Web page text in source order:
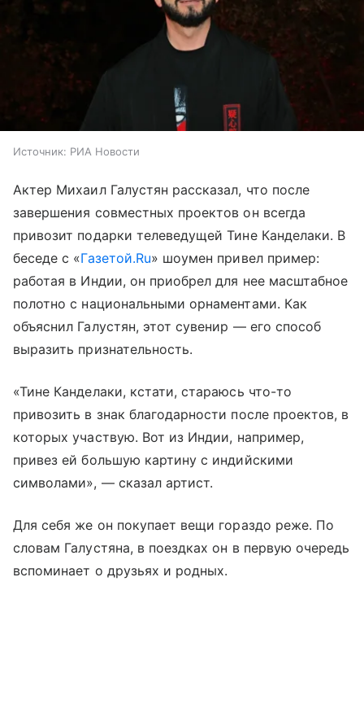
Источник: РИА Новости
Актер Михаил Галустян рассказал, что после
завершения совместных проектов он всегда
привозит подарки телеведущей Тине Канделаки. В
беседе с «Газетой.Ru» шоумен привел пример:
работая в Индии, он приобрел для нее масштабное
полотно с национальными орнаментами. Как
объяснил Галустян, этот сувенир — его способ
выразить признательность.
«Тине Канделаки, кстати, стараюсь что-то
привозить в знак благодарности после проектов, в
которых участвую. Вот из Индии, например,
привез ей большую картину с индийскими
символами», — сказал артист.
Для себя же он покупает вещи гораздо реже. По
словам Галустяна, в поездках он в первую очередь
вспоминает о друзьях и родных.